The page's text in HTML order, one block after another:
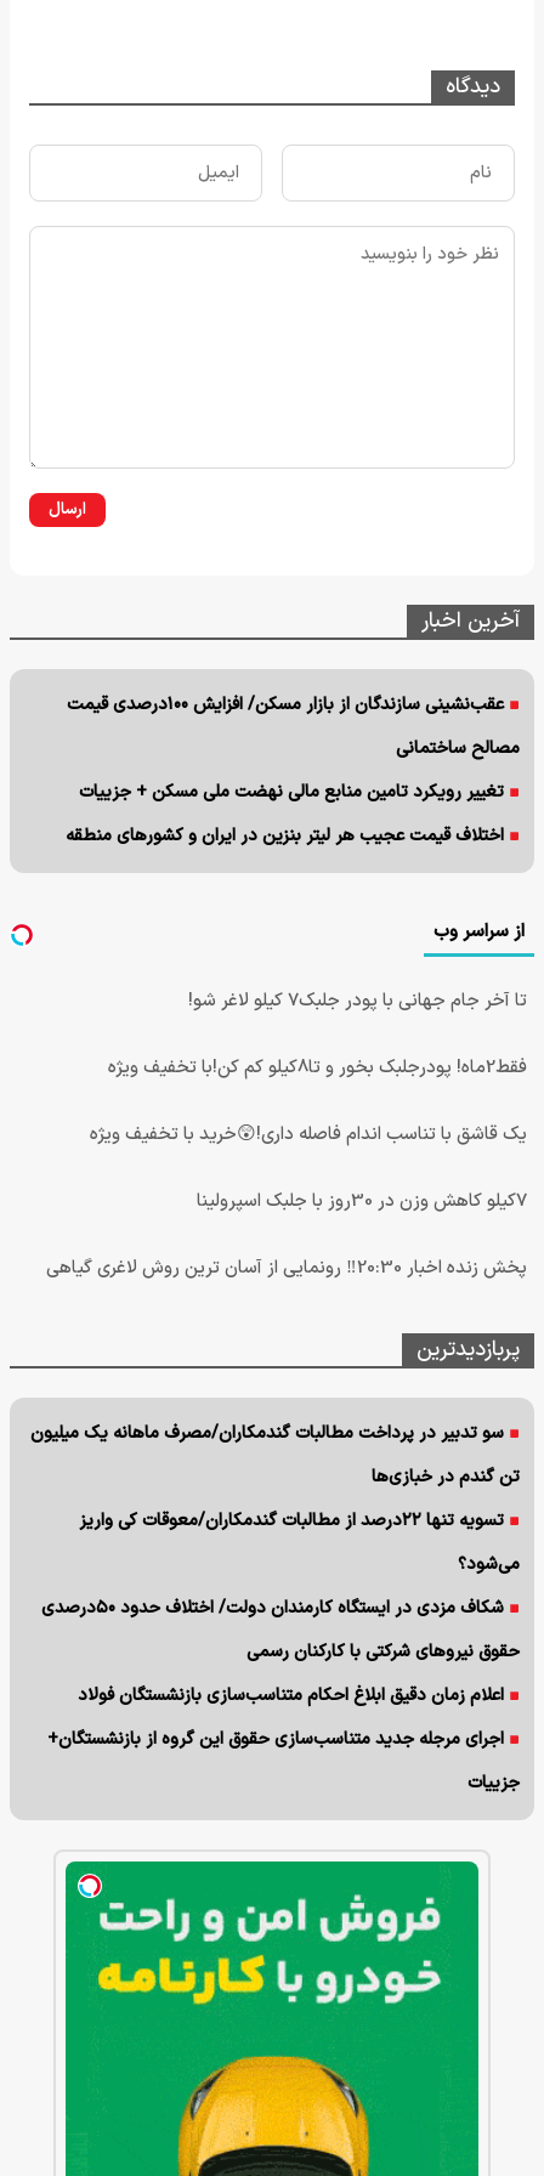
دیدگاه
ارسال
آخرین اخبار
عقب‌نشینی سازندگان از بازار مسکن/ افزایش ۱۰۰درصدی قیمت
مصالح ساختمانی
تغییر رویکرد تامین منابع مالی نهضت ملی مسکن + جزییات
اختلاف قیمت عجیب هر لیتر بنزین در ایران و کشورهای منطقه
از سراسر وب
تا آخر جام جهانی با پودر جلبک7 کیلو لاغر شو!
فقط2ماه! پودرجلبک بخور و تا8کیلو کم کن!با تخفیف ویژه
یک قاشق با تناسب اندام فاصله داری!😲خرید با تخفیف ویژه
7کیلو کاهش وزن در 30روز با جلبک اسپرولینا
پخش زنده اخبار 20:30‼️ رونمایی از آسان ترین روش لاغری گیاهی
پربازدیدترین
سو تدبیر در پرداخت مطالبات گندمکاران/مصرف ماهانه یک میلیون
تن گندم در خبازی‌ها
تسویه تنها ۲۲درصد از مطالبات گندمکاران/معوقات کی واریز
می‌شود؟
شکاف مزدی در ایستگاه کارمندان دولت/ اختلاف حدود ۵۰درصدی
حقوق نیروهای شرکتی با کارکنان رسمی
اعلام زمان دقیق ابلاغ احکام متناسب‌سازی بازنشستگان فولاد
اجرای مرجله جدید متناسب‌سازی حقوق این گروه از بازنشستگان+
جزییات